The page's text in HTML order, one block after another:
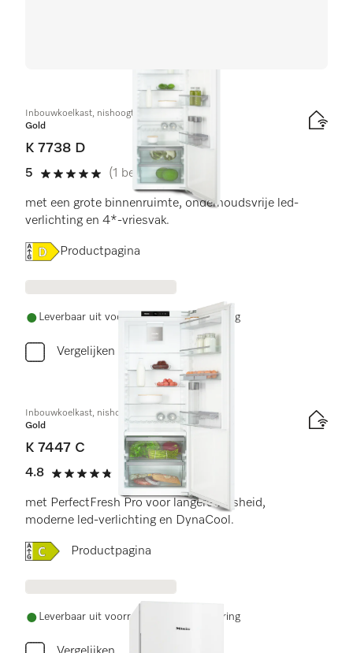
Inbouwkoelkast, nishoogte 178 cm
Gold
K 7738 D
5
5 sterren van de 5
(1 beoordeling)
met een grote binnenruimte, onderhoudsvrije led-
verlichting en 4*-vriesvak.
Online Label Flag, Energielabel
Productpagina
Leverbaar uit voorraad met gratis levering
Vergelijken
Inbouwkoelkast, nishoogte 140 cm
Gold
K 7447 C
4.8
4.8 sterren van de 5
(5 beoordelingen)
met PerfectFresh Pro voor langere versheid,
moderne led-verlichting en DynaCool.
Online Label Flag, Energielabel
Productpagina
Leverbaar uit voorraad met gratis levering